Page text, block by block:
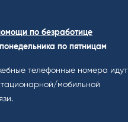
по безработице
по пятницам
телефонные номера идут
мобильной